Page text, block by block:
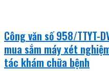
Công văn số 958/TTYT-
mua sắm máy xét
tác khám chữa bệnh